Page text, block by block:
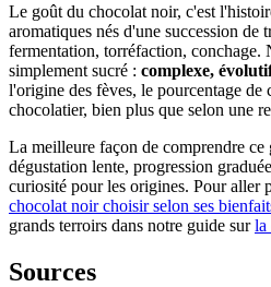
Le goût du chocolat noir, c'est
aromatiques nés d'une succession de
fermentation, torréfaction, conchage.
simplement sucré : complexe,
l'origine des fèves, le pourcentage de
chocolatier, bien plus que selon une
La meilleure façon de comprendre ce
dégustation lente, progression
curiosité pour les origines. Pour aller
chocolat noir choisir selon ses
grands terroirs dans notre guide surla
Sources